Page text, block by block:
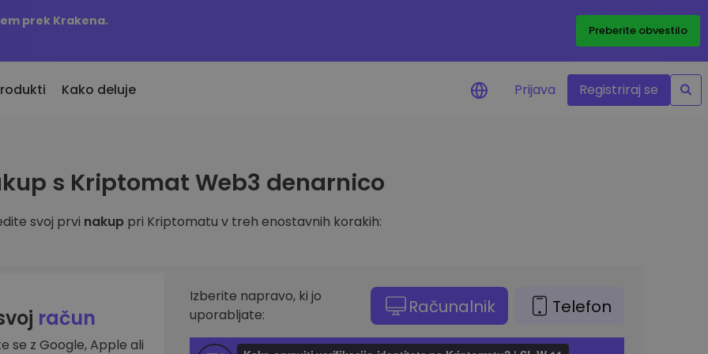
prek Krakena.
Preberite obvestilo
dodani
dodane kriptovalute
bi kupil 100 EUR…
KriptoEarn
Zaslužite nagrade s svojim
Trezor
Redno načrtovane naložbe (DCA)
Opozorila o ceni
Ažurne informacije o cenah vaših
Raziščite sredstva
Pametni vpogledi za optimalno
učinkovitost
Kako deluje Prijava Registriraj se
s Kriptomat Web3 denarnico
svoj prvi nakuppri Kriptomatu v treh enostavnih korakih:
račun
se z Google, Apple ali
Izberite napravo, ki jo
uporabljate:
Računalnik Telefon